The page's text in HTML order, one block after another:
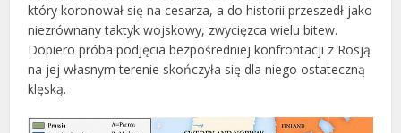
który koronował się na cesarza, a do historii przeszedł jako
niezrównany taktyk wojskowy, zwycięzca wielu bitew.
Dopiero próba podjęcia bezpośredniej konfrontacji z Rosją
na jej własnym terenie skończyła się dla niego ostateczną
klęską.